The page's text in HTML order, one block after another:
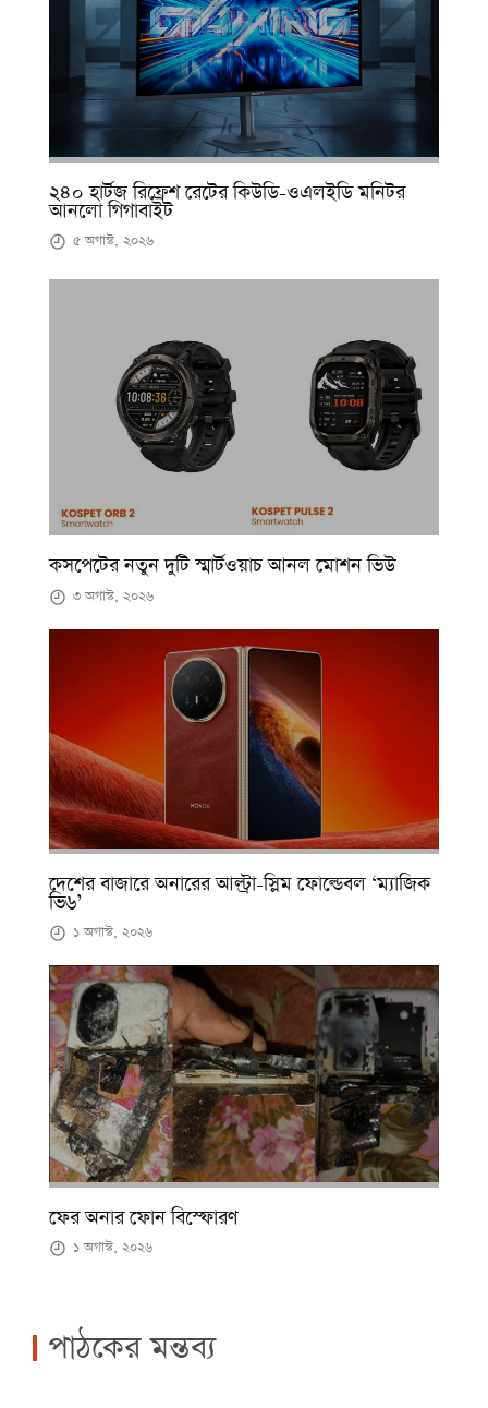
২৪০ হার্টজ রিফ্রেশ রেটের কিউডি-ওএলইডি মনিটর
আনলো গিগাবাইট
৫ অগাস্ট, ২০২৬
কসপেটের নতুন দুটি স্মার্টওয়াচ আনল মোশন ভিউ
৩ অগাস্ট, ২০২৬
দেশের বাজারে অনারের আল্ট্রা-স্লিম ফোল্ডেবল ‘ম্যাজিক
ভি৬’
১ অগাস্ট, ২০২৬
ফের অনার ফোন বিস্ফোরণ
১ অগাস্ট, ২০২৬
পাঠকের মন্তব্য